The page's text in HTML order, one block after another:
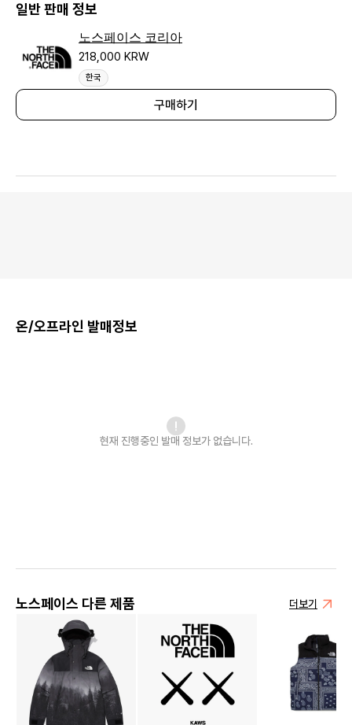
일반 판매 정보
노스페이스 코리아
218,000 KRW
한국
구매하기
온/오프라인 발매정보
현재 진행중인 발매 정보가 없습니다.
노스페이스 다른 제품 더보기